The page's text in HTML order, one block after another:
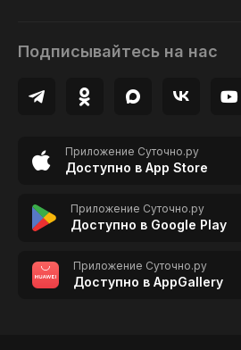
Подписывайтесь на нас
Приложение Суточно.ру
Доступно в App Store
Приложение Суточно.ру
Доступно в Google Play
Приложение Суточно.ру
Доступно в AppGallery